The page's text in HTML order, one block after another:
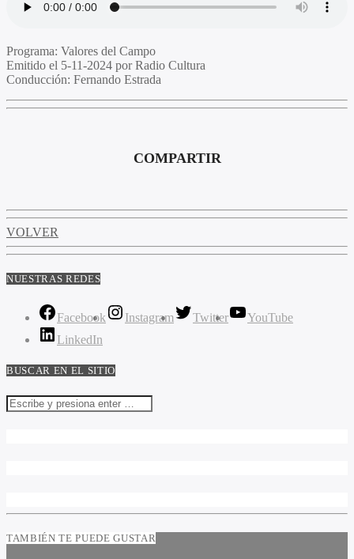
Programa: Valores del Campo
Emitido el 5-11-2024 por Radio Cultura
Conducción: Fernando Estrada
COMPARTIR
VOLVER
NUESTRAS REDES
Facebook Instagram Twitter
YouTube
LinkedIn
BUSCAR EN EL SITIO
TAMBIÉN TE PUEDE GUSTAR